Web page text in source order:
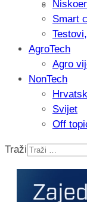
Smart
AgroTech
Agro
NonTech
Svijet
Off
Traži